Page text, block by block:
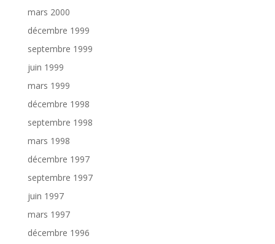
mars 2000
décembre 1999
septembre 1999
juin 1999
mars 1999
décembre 1998
septembre 1998
mars 1998
décembre 1997
septembre 1997
juin 1997
mars 1997
décembre 1996